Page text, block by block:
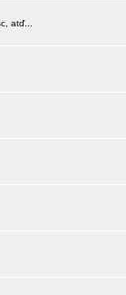
atď...